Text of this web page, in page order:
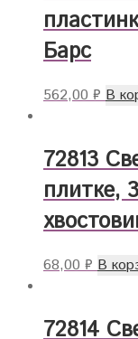
Барс
562,00₽ В
72813
плитке,
68,00₽ В
72814